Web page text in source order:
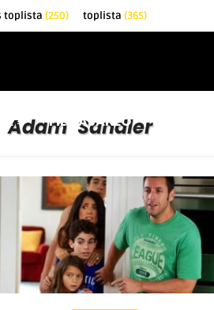
toplista (250) toplista (365)
FILMAJÁNLÓ
Adam Sandler